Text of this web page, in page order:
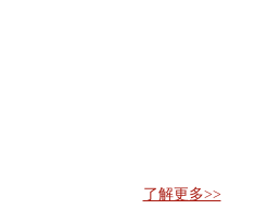
了解更多>>